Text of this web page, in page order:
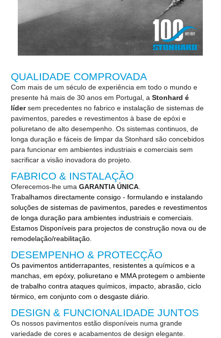
QUALIDADE COMPROVADA
Com mais de um século de experiência em todo o mundo e
presente há mais de 30 anos em Portugal, a Stonhard é
lídersem precedentes no fabrico e instalação de sistemas de
pavimentos, paredes e revestimentos à base de epóxi e
poliuretano de alto desempenho. Os sistemas continuos, de
longa duração e fáceis de limpar da Stonhard são concebidos
para funcionar em ambientes industriais e comerciais sem
sacrificar a visão inovadora do projeto.
FABRICO & INSTALAÇÃO
Oferecemos-lhe uma GARANTIA ÚNICA.
Trabalhamos directamente consigo - formulando e instalando
soluções de sistemas de pavimentos, paredes e revestimentos
de longa duração para ambientes industriais e comerciais.
Estamos Disponíveis para projectos de construção nova ou de
remodelação/reabilitação.
DESEMPENHO & PROTECÇÃO
Os pavimentos antiderrapantes, resistentes a químicos e a
manchas, em epóxy, poliuretano e MMA protegem o ambiente
de trabalho contra ataques químicos, impacto, abrasão, ciclo
térmico, em conjunto com o desgaste diário.
DESIGN & FUNCIONALIDADE JUNTOS
Os nossos pavimentos estão disponíveis numa grande
variedade de cores e acabamentos de design elegante.